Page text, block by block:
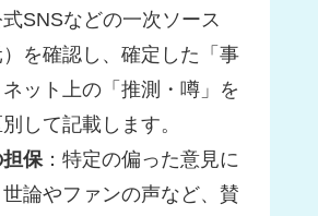
SNSなどの一次ソース
）を確認し、確定した「事
ット上の「推測・噂」を
して記載します。
保 ：特定の偏った意見に
論やファンの声など、賛